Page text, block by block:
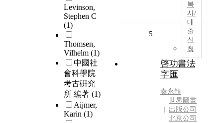
Levinson,
Stephen C
(1)
Thomsen,
Vilhelm (1)
中國社
會科學院
考古硏究
所 編著 (1)
Aijmer,
Karin (1)
복
사/
대
출
신
청
5
啓功書法
字匯
秦永龍
世界圖書
出版公司
北京公司